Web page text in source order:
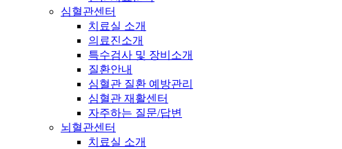
심혈관센터
치료실 소개
의료진소개
특수검사 및 장비소개
질환안내
심혈관 질환 예방관리
심혈관 재활센터
자주하는 질문/답변
뇌혈관센터
치료실 소개